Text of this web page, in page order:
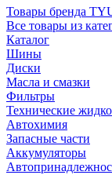
Товары бренда
Все товары из
Каталог
Шины
Диски
Масла и смазки
Фильтры
Технические
Автохимия
Запасные части
Аккумуляторы